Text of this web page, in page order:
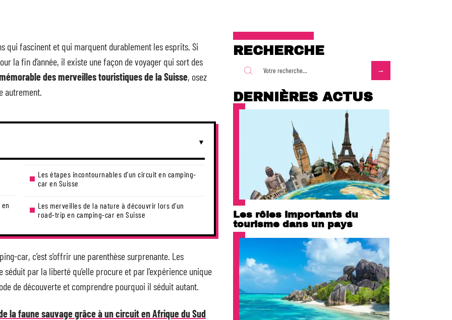
qui fascinent et qui marquent durablement les esprits. Si
la fin d’année, il existe une façon de voyager qui sort des
des merveilles touristiques de la Suisse, osez
autrement.
Les étapes incontournables d’un circuit en camping-
car en Suisse
Les merveilles de la nature à découvrir lors d’un
road-trip en camping-car en Suisse
car, c’est s’offrir une parenthèse surprenante. Les
par la liberté qu’elle procure et par l’expérience unique
de découverte et comprendre pourquoi il séduit autant.
la faune sauvage grâce à un circuit en Afrique du Sud
RECHERCHE
DERNIÈRES ACTUS
Les rôles importants du
tourisme dans un pays